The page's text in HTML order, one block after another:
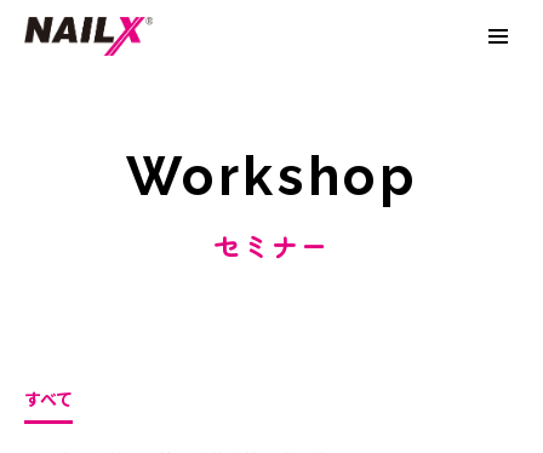
Workshop
セミナー
すべて